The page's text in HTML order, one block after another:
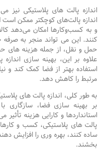
اندازه پالت های پلاستیکی نیز می
اندازه پالت‌های کوچکتر ممکن است
و به کسب‌وکارها امکان می‌دهد
کنند. این می تواند منجر به
حمل و نقل، از جمله هزینه
علاوه بر این، بهینه سازی
استفاده بهتر از فضا کمک کند و
مرتبط را کاهش دهد.
به طور کلی، اندازه پالت های
بر بهینه سازی فضا، سازگاری
استانداردها و کارایی هزینه
پالت های پلاستیکی، کسب و
ساده کنند، بهره وری را افزایش
بخشند.